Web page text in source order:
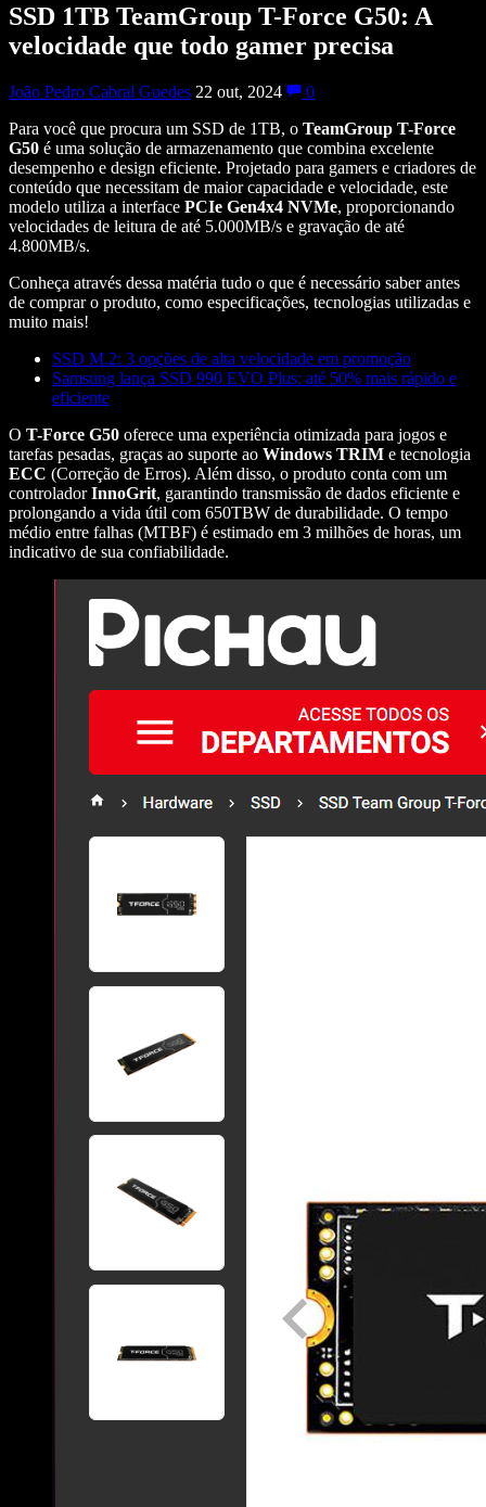
SSD 1TB TeamGroup T-Force G50: A
velocidade que todo gamer precisa
João Pedro Cabral Guedes 22 out, 2024
0
Para você que procura um SSD de 1TB, o TeamGroup T-Force
G50 é uma solução de armazenamento que combina excelente
desempenho e design eficiente. Projetado para gamers e criadores de
conteúdo que necessitam de maior capacidade e velocidade, este
modelo utiliza a interface PCIe Gen4x4 NVMe, proporcionando
velocidades de leitura de até 5.000MB/s e gravação de até
4.800MB/s.
Conheça através dessa matéria tudo o que é necessário saber antes
de comprar o produto, como especificações, tecnologias utilizadas e
muito mais!
SSD M.2: 3 opções de alta velocidade em promoção
Samsung lança SSD 990 EVO Plus: até 50% mais rápido e
eficiente
O T-Force G50 oferece uma experiência otimizada para jogos e
tarefas pesadas, graças ao suporte ao Windows TRIM e tecnologia
ECC (Correção de Erros). Além disso, o produto conta com um
controladorInnoGrit, garantindo transmissão de dados eficiente e
prolongando a vida útil com 650TBW de durabilidade. O tempo
médio entre falhas (MTBF) é estimado em 3 milhões de horas, um
indicativo de sua confiabilidade.